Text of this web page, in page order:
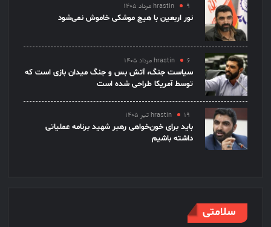
hrastin ۹ مرداد ۱۴۰۵
نور اربعین با هیچ موشکی خاموش نمی‌شود
hrastin ۶ مرداد ۱۴۰۵
سیاست جنگ، آتش بس و جنگ میدان بازی است که
توسط آمریکا طراحی شده است
hrastin ۱۹ تیر ۱۴۰۵
باید برای خون‌خواهی رهبر شهید برنامه عملیاتی
داشته باشیم
سلامتی